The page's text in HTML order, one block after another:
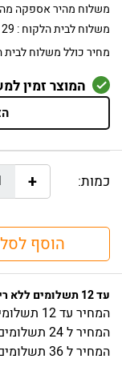
משלוח מהיר אספקה
משלוח לבית הלקוח : 29
מחיר כולל משלוח לבית
המוצר זמין
כמות: +
הוסף לסל
עד 12 תשלומים ללא ריבית בכרטיס אשראי
המחיר עד 12 תשלומים:
המחירל 24 תשלומים:
המחירל 36 תשלומים: